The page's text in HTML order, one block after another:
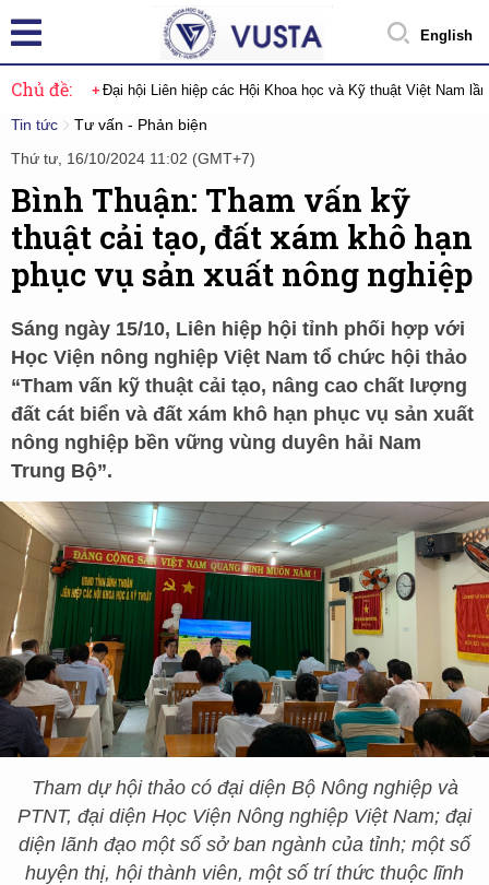
English
Chủ đề: Đại hội Liên hiệp các Hội Khoa học và Kỹ thuật Việt Nam
Tin tức
Tư vấn - Phản biện
Thứ tư, 16/10/2024 11:02 (GMT+7)
Bình Thuận: Tham vấn kỹ
thuật cải tạo, đất xám khô hạn
phục vụ sản xuất nông nghiệp
Sáng ngày 15/10, Liên hiệp hội tỉnh phối hợp với
Học Viện nông nghiệp Việt Nam tổ chức hội thảo
“Tham vấn kỹ thuật cải tạo, nâng cao chất lượng
đất cát biển và đất xám khô hạn phục vụ sản xuất
nông nghiệp bền vững vùng duyên hải Nam
Trung Bộ”.
Tham dự hội thảo có đại diện Bộ Nông nghiệp và
PTNT, đại diện Học Viện Nông nghiệp Việt Nam; đại
diện lãnh đạo một số sở ban ngành của tỉnh; một số
huyện thị, hội thành viên, một số trí thức thuộc lĩnh